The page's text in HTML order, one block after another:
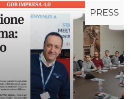
PRESS